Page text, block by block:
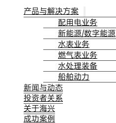
产品与解决方案
配用电业务
新能源/数字能源
水表业务
燃气表业务
水处理装备
船舶动力
新闻与动态
投资者关系
关于海兴
成功案例